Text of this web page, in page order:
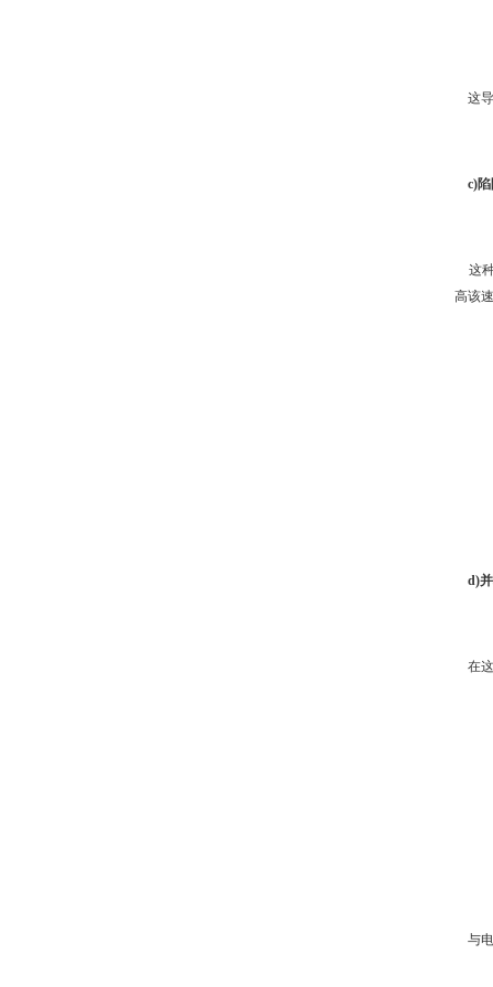
这导
c)陷
这种
高该速
d)并
在这
与电